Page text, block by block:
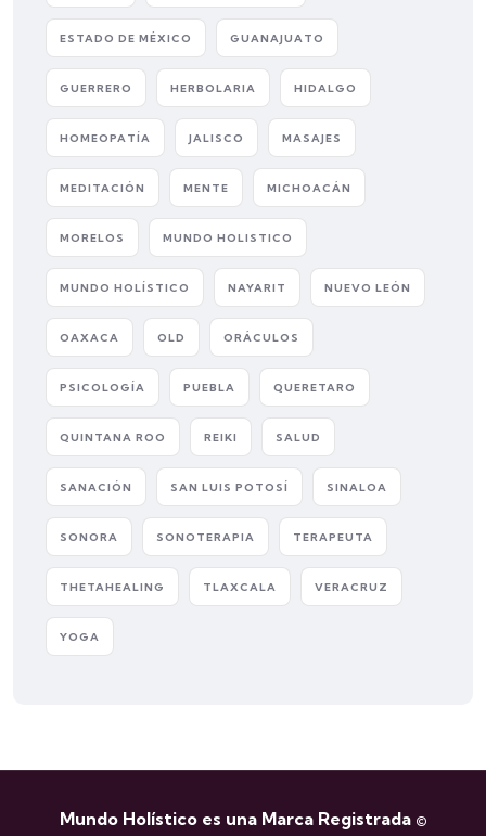
ESTADO DE MÉXICO GUANAJUATO
GUERRERO HERBOLARIA HIDALGO
HOMEOPATÍA JALISCO MASAJES
MEDITACIÓN MENTE MICHOACÁN
MORELOS MUNDO HOLISTICO
MUNDO HOLÍSTICO NAYARIT NUEVO LEÓN
OAXACA OLD ORÁCULOS
PSICOLOGÍA PUEBLA QUERETARO
QUINTANA ROO REIKI SALUD
SANACIÓN SAN LUIS POTOSÍ SINALOA
SONORA SONOTERAPIA TERAPEUTA
THETAHEALING TLAXCALA VERACRUZ
YOGA
Mundo Holístico es una Marca Registrada ©